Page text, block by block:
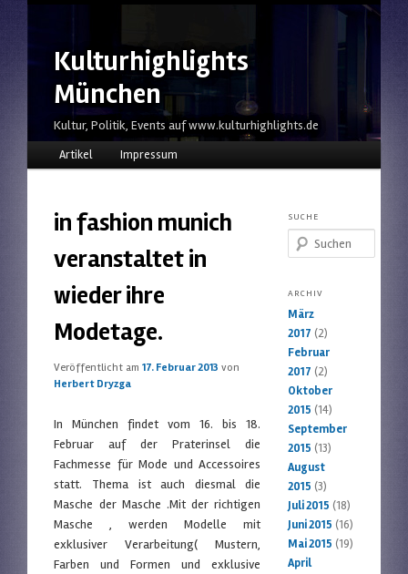
Kulturhighlights
München
Kultur, Politik, Events auf www.kulturhighlights.de
HauptmenüZum Inhalt wechseln
Zum sekundären Inhalt wechseln
Artikel Impressum
in fashion munich
veranstaltet in
wieder ihre
Modetage.
Veröffentlicht am17. Februar 2013 von
Herbert Dryzga
In München findet vom 16. bis 18.
Februar auf der Praterinsel die
Fachmesse für Mode und Accessoires
statt. Thema ist auch diesmal die
Masche der Masche .Mit der richtigen
Masche , werden Modelle mit
exklusiver Verarbeitung( Mustern,
Farben und Formen und exklusive
SUCHE
Suchen
ARCHIV
März
2017 (2)
Februar
2017 (2)
Oktober
2015 (14)
September
2015 (13)
August
2015 (3)
Juli 2015 (18)
Juni 2015 (16)
Mai 2015 (19)
April